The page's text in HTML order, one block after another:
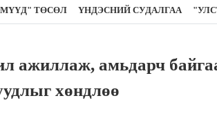
ТӨСӨЛ ҮНДЭСНИЙ СУДАЛГАА
ажиллаж, амьдарч
хөндлөө